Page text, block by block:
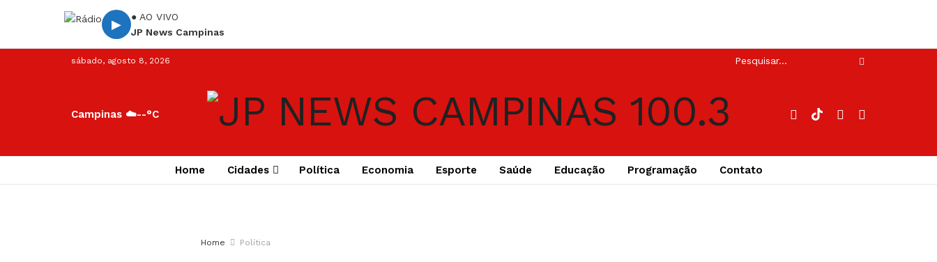
▶
● AO VIVO
JP News Campinas
sábado, agosto 8, 2026
Campinas ☁️--°C
Home Cidades Política Economia Esporte Saúde Educação Programação Contato
Home Política